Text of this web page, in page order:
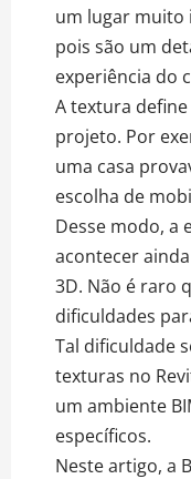
um lugar
pois são um
experiência do
A textura
projeto. Por
uma casa
escolha de
Desse modo, a
acontecer
3D. Não é raro
dificuldades
Tal dificuldade
texturas no
um ambiente
específicos.
Neste artigo, a